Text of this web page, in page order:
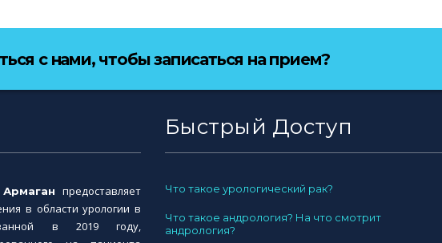
с нами, чтобы записаться на прием?
предоставляет
в области урологии в
в 2019 году,
Быстрый Доступ
Что такое урологический рак?
Что такое андрология? На что смотрит
андрология?